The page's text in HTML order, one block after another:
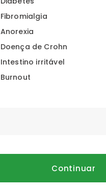
Fibromialgia
Anorexia
Doença de Crohn
Intestino irritável
Burnout
Continuar